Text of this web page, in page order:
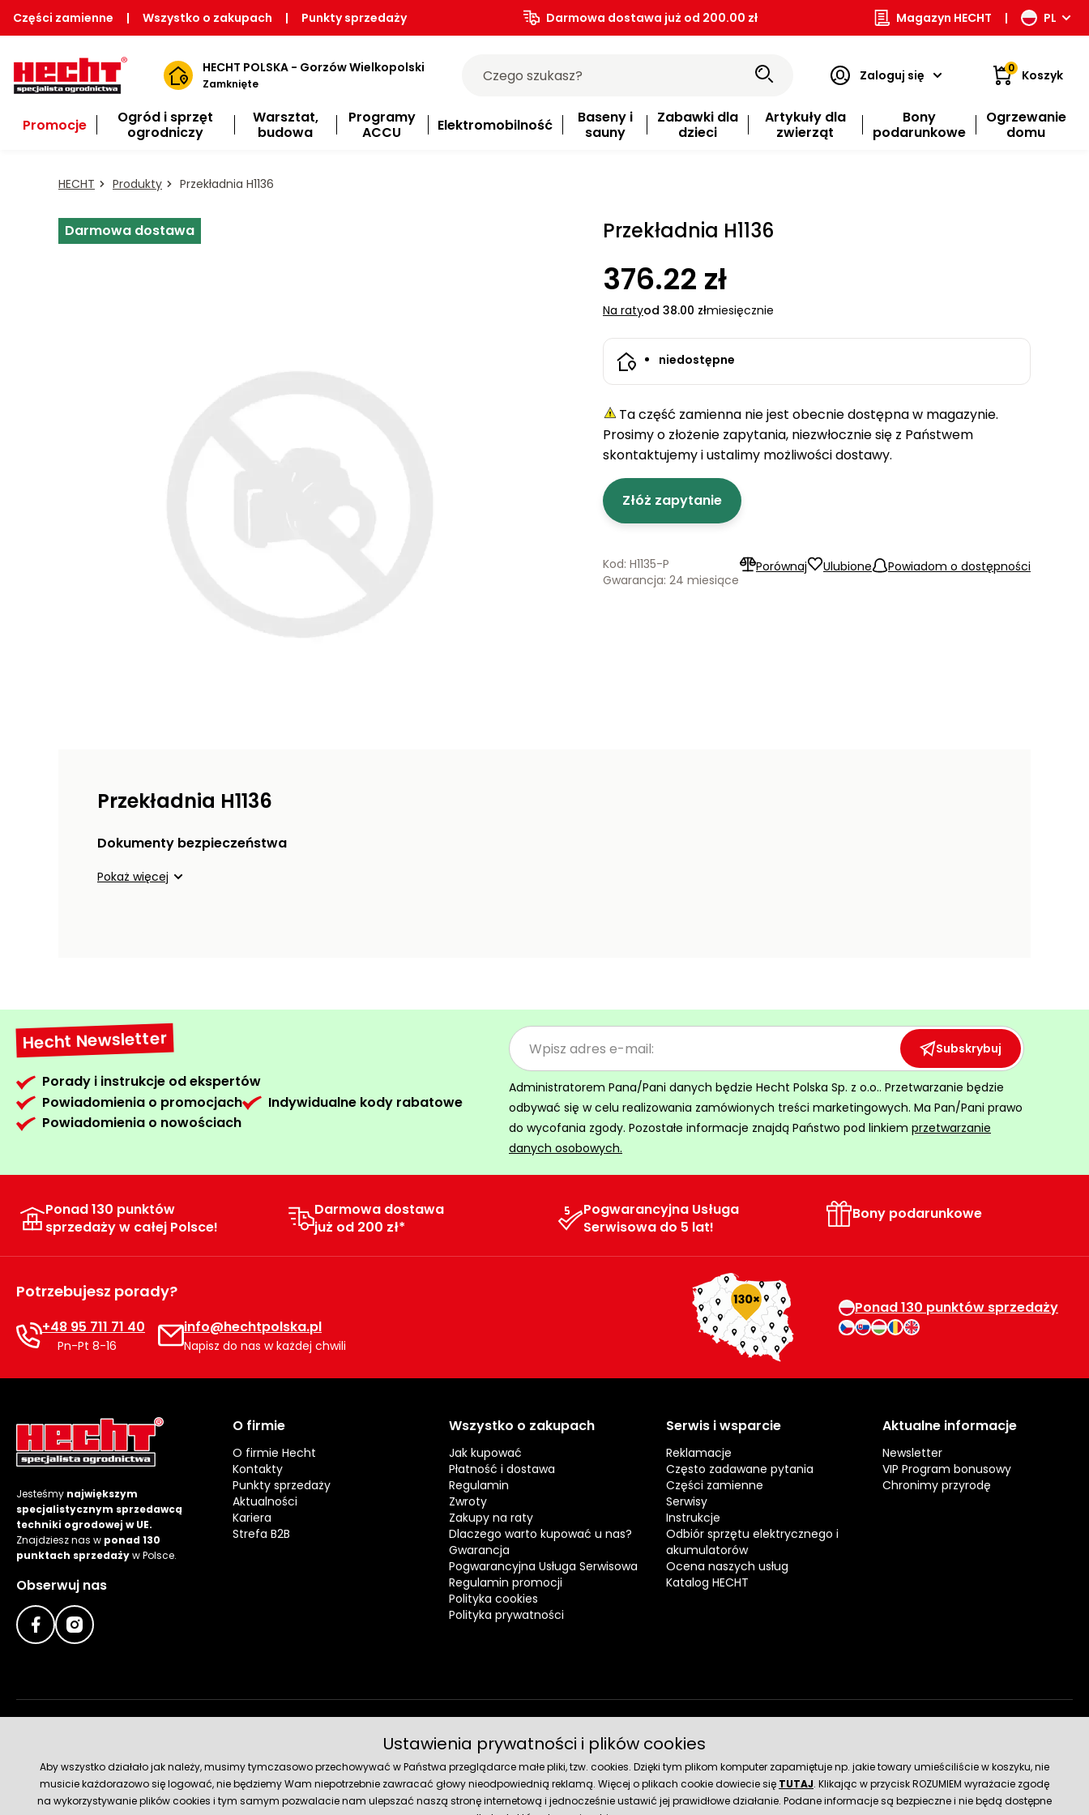
Części zamienne | Wszystko o zakupach | Punkty sprzedaży Darmowa dostawa już od 200.00 zł Magazyn HECHT | PL
HECHT POLSKA - Gorzów Wielkopolski
Zamknięte
Zaloguj się 0 Koszyk
Promocje
Ogród i sprzęt
ogrodniczy
Warsztat,
budowa
Programy
ACCU
Elektromobilność
Baseny i
sauny
Zabawki dla
dzieci
Artykuły dla
zwierząt
Bony
podarunkowe
Ogrzewanie
domu
HECHT Produkty Przekładnia H1136
Darmowa dostawa Przekładnia H1136
376.22 zł
Na ratyod 38.00 złmiesięcznie
niedostępne
Ta część zamienna nie jest obecnie dostępna w magazynie.
Prosimy o złożenie zapytania, niezwłocznie się z Państwem
skontaktujemy i ustalimy możliwości dostawy.
Złóż zapytanie
Porównaj Ulubione Powiadom o dostępności
Kod: H1135-P
Gwarancja: 24 miesiące
Przekładnia H1136
Dokumenty bezpieczeństwa
Pokaż więcej
Hecht Newsletter
Porady i instrukcje od ekspertów
Powiadomienia o promocjach
Indywidualne kody rabatowe
Powiadomienia o nowościach
Subskrybuj
Administratorem Pana/Pani danych będzie Hecht Polska Sp. z o.o.. Przetwarzanie będzie
odbywać się w celu realizowania zamówionych treści marketingowych. Ma Pan/Pani prawo
do wycofania zgody. Pozostałe informacje znajdą Państwo pod linkiem przetwarzanie
danych osobowych.
Ponad 130 punktów
sprzedaży w całej Polsce!
Darmowa dostawa
już od 200 zł*
Pogwarancyjna Usługa
Serwisowa do 5 lat!
Bony podarunkowe
Potrzebujesz porady?
+48 95 711 71 40
Pn-Pt 8-16
info@hechtpolska.pl
Napisz do nas w każdej chwili
Ponad 130 punktów sprzedaży
Jesteśmy największym
specjalistycznym sprzedawcą
techniki ogrodowej w UE.
Znajdziesz nas w ponad 130
punktach sprzedażyw Polsce.
Obserwuj nas
O firmie
O firmie Hecht
Kontakty
Punkty sprzedaży
Aktualności
Kariera
Strefa B2B
Wszystko o zakupach
Jak kupować
Płatność i dostawa
Regulamin
Zwroty
Zakupy na raty
Dlaczego warto kupować u nas?
Gwarancja
Pogwarancyjna Usługa Serwisowa
Regulamin promocji
Polityka cookies
Polityka prywatności
Serwis i wsparcie
Reklamacje
Często zadawane pytania
Części zamienne
Serwisy
Instrukcje
Odbiór sprzętu elektrycznego i
akumulatorów
Ocena naszych usług
Katalog HECHT
Aktualne informacje
Newsletter
VIP Program bonusowy
Chronimy przyrodę
Metody dostawy
Ustawienia prywatności i plików cookies
Aby wszystko działało jak należy, musimy tymczasowo przechowywać w Państwa przeglądarce małe pliki, tzw. cookies. Dzięki tym plikom komputer zapamiętuje np. jakie towary umieściliście w koszyku, nie
musicie każdorazowo się logować, nie będziemy Wam niepotrzebnie zawracać głowy nieodpowiednią reklamą. Więcej o plikach cookie dowiecie się TUTAJ. Klikając w przycisk ROZUMIEM wyrażacie zgodę
na wykorzystywanie plików cookies i tym samym pozwalacie nam ulepszać naszą stronę internetową i jednocześnie ustawić jej prawidłowe działanie. Podane informacje są bezpieczne i nie będą dostępne